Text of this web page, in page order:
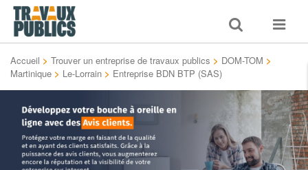
Toggle
search
Toggle
Accueil > Trouver un entreprise de travaux publics > DOM-TOM >
Martinique > Le-Lorrain > Entreprise BDN BTP (SAS)